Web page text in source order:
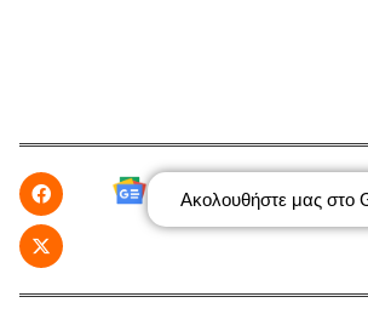
Ακολουθήστε μας στο